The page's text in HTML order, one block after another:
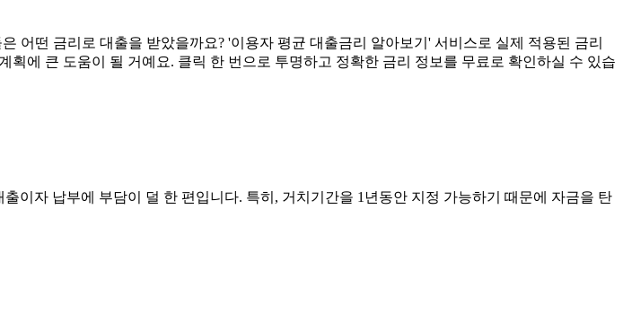
어떤 금리로 대출을 받았을까요? '이용자 평균 대출금리 알아보기' 서비스로 실제 적용된 금리
에 큰 도움이 될 거예요. 클릭 한 번으로 투명하고 정확한 금리 정보를 무료로 확인하실 수 있습
이자 납부에 부담이 덜 한 편입니다. 특히, 거치기간을 1년동안 지정 가능하기 때문에 자금을 탄